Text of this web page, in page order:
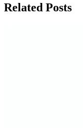
Related Posts